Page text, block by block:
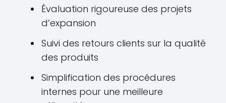
Évaluation rigoureuse des projets
d’expansion
Suivi des retours clients sur la qualité
des produits
Simplification des procédures
internes pour une meilleure